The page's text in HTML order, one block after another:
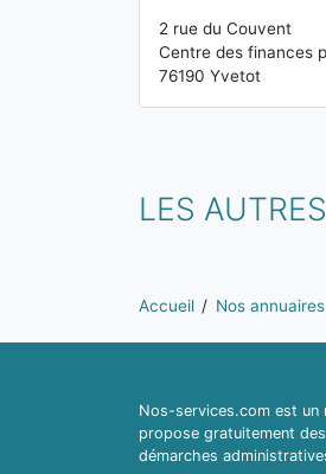
2 rue du Couvent
Centre des finances
76190 Yvetot
LES
Vous êtes ici:
Accueil Nos annuaires
Nos-services.com est un
propose gratuitement
démarches